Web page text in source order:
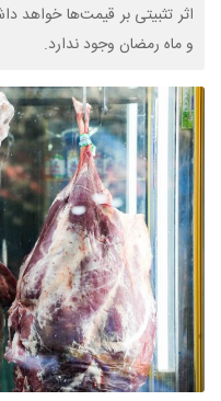
اثر تثبیتی بر قیمت‌ها خواهد
و ماه رمضان وجود ندارد.